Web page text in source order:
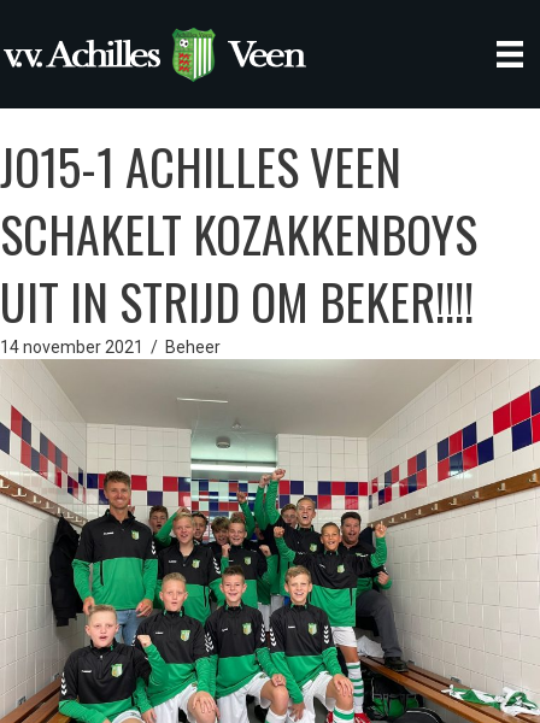
JO15-1 ACHILLES VEEN
SCHAKELT KOZAKKENBOYS
UIT IN STRIJD OM BEKER!!!!
14 november 2021 / Beheer